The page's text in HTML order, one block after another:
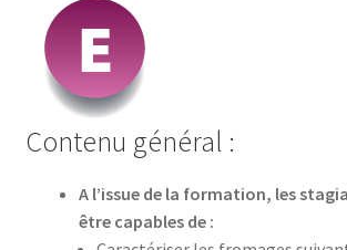
Contenu général :
A l’issue de la formation, les
être capables de :